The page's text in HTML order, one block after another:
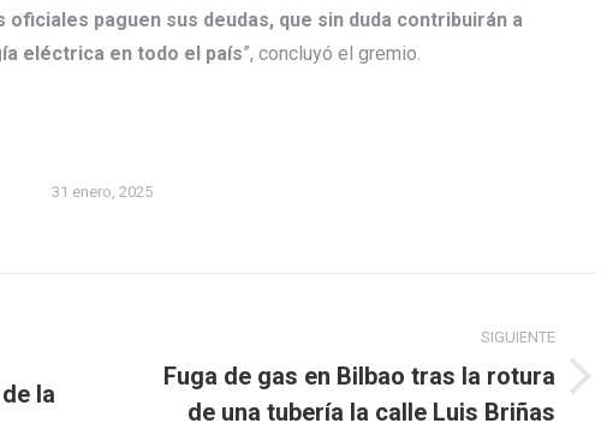
paguen sus deudas, que sin duda contribuirán a
eléctrica en todo el país”, concluyó el gremio.
31 enero, 2025
la
SIGUIENTE
Publicación
siguiente:
Fuga de gas en Bilbao tras la rotura
de una tubería la calle Luis Briñas